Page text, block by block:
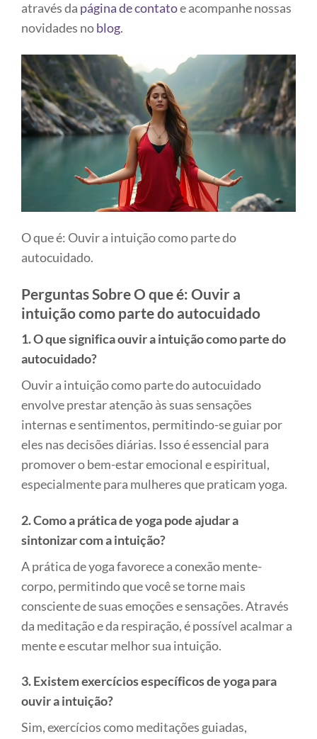
através da página de contatoe acompanhe nossas
novidades noblog.
O que é: Ouvir a intuição como parte do
autocuidado.
Perguntas Sobre O que é: Ouvir a
intuição como parte do autocuidado
1. O que significa ouvir a intuição como parte do
autocuidado?
Ouvir a intuição como parte do autocuidado
envolve prestar atenção às suas sensações
internas e sentimentos, permitindo-se guiar por
eles nas decisões diárias. Isso é essencial para
promover o bem-estar emocional e espiritual,
especialmente para mulheres que praticam yoga.
2. Como a prática de yoga pode ajudar a
sintonizar com a intuição?
A prática de yoga favorece a conexão mente-
corpo, permitindo que você se torne mais
consciente de suas emoções e sensações. Através
da meditação e da respiração, é possível acalmar a
mente e escutar melhor sua intuição.
3. Existem exercícios específicos de yoga para
ouvir a intuição?
Sim, exercícios como meditações guiadas,